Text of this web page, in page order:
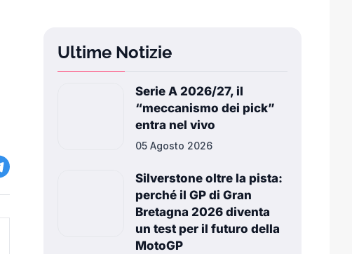
Ultime Notizie
Serie A 2026/27, il
“meccanismo dei pick”
entra nel vivo
05 Agosto 2026
Silverstone oltre la pista:
perché il GP di Gran
Bretagna 2026 diventa
un test per il futuro della
MotoGP